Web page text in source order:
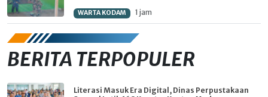
WARTA KODAM 1 jam
BERITA TERPOPULER
Literasi Masuk Era Digital, Dinas Perpustakaan